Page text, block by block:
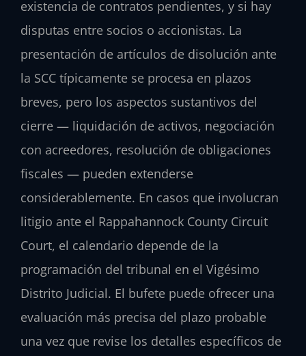
existencia de contratos pendientes, y si hay
disputas entre socios o accionistas. La
presentación de artículos de disolución ante
la SCC típicamente se procesa en plazos
breves, pero los aspectos sustantivos del
cierre — liquidación de activos, negociación
con acreedores, resolución de obligaciones
fiscales — pueden extenderse
considerablemente. En casos que involucran
litigio ante el Rappahannock County Circuit
Court, el calendario depende de la
programación del tribunal en el Vigésimo
Distrito Judicial. El bufete puede ofrecer una
evaluación más precisa del plazo probable
una vez que revise los detalles específicos de